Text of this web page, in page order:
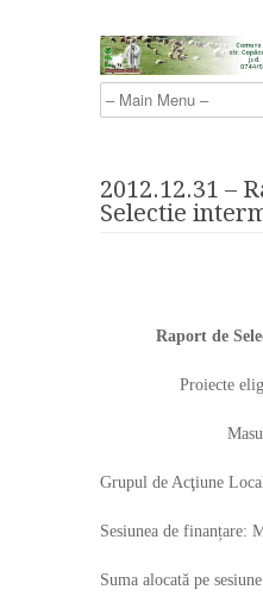
2012.12.31 –
Selectie
Raport de
Proiecte
Grupul de Acţiune
Sesiunea de finanțare:
Suma alocată pe